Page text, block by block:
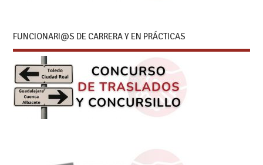
FUNCIONARI@S DE CARRERA Y EN PRÁCTICAS